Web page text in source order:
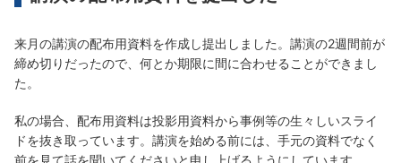
来月の講演の配布用資料を作成し提出しました。講演の2週間前が
締め切りだったので、何とか期限に間に合わせることができまし
た。
私の場合、配布用資料は投影用資料から事例等の生々しいスライ
ドを抜き取っています。講演を始める前には、手元の資料でなく
前を見て話を聞いてくださいと申し上げるようにしています。